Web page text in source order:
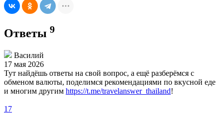
Ответы 9
Василий
17 мая 2026
Тут найдёшь ответы на свой вопрос, а ещё разберёмся с
обменом валюты, поделимся рекомендациями по вкусной еде
и многим другим https://t.me/travelanswer_thailand!
17